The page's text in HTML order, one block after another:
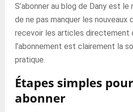
S’abonner au blog de Dany est
de ne pas manquer les nouveaux
recevoir les articles directement
l’abonnement est clairement la
pratique.
Étapes simples
abonner